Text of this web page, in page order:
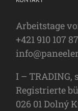
Arbeitstage
+421 910 107
I – TRADING,
Registrierte
026 01 Dolný